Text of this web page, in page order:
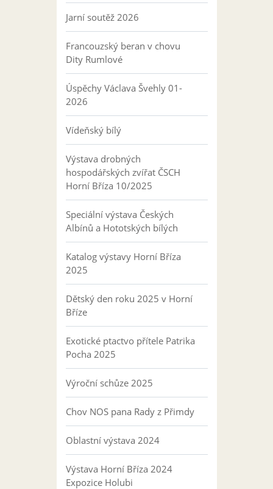
Jarní soutěž 2026
Francouzský beran v chovu
Dity Rumlové
Úspěchy Václava Švehly 01-
2026
Vídeňský bílý
Výstava drobných
hospodářských zvířat ČSCH
Horní Bříza 10/2025
Speciální výstava Českých
Albínů a Hototských bílých
Katalog výstavy Horní Bříza
2025
Dětský den roku 2025 v Horní
Bříze
Exotické ptactvo přítele Patrika
Pocha 2025
Výroční schůze 2025
Chov NOS pana Rady z Přimdy
Oblastní výstava 2024
Výstava Horní Bříza 2024
Expozice Holubi